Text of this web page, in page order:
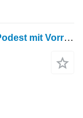
Euro-Jabelmann Kistenkippgerät auf Podest mit Vorratsbunker, NEU